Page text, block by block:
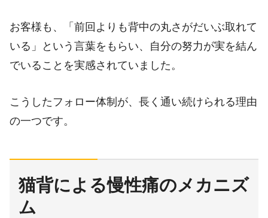
お客様も、「前回よりも背中の丸さがだいぶ取れて
いる」という言葉をもらい、自分の努力が実を結ん
でいることを実感されていました。
こうしたフォロー体制が、長く通い続けられる理由
の一つです。
猫背による慢性痛のメカニズ
ム